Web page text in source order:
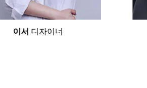
이서 디자이너